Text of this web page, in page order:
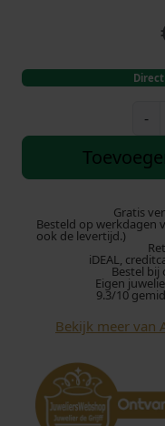
-
a
i
N
0
6
1
H
Gratis
Besteld op werkdagen
ook de levertijd.)
iDEAL,
Bestel bij
Eigen
9.3/10
Bekijk meer van